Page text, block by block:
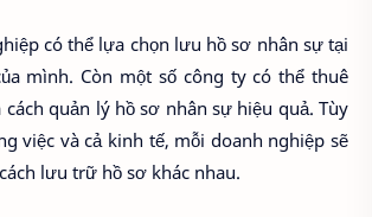
có thể lựa chọn lưu hồ sơ nhân sự tại
mình. Còn một số công ty có thể thuê
quản lý hồ sơ nhân sự hiệu quả. Tùy
việc và cả kinh tế, mỗi doanh nghiệp sẽ
lưu trữ hồ sơ khác nhau.